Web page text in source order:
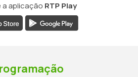
a aplicação RTP Play